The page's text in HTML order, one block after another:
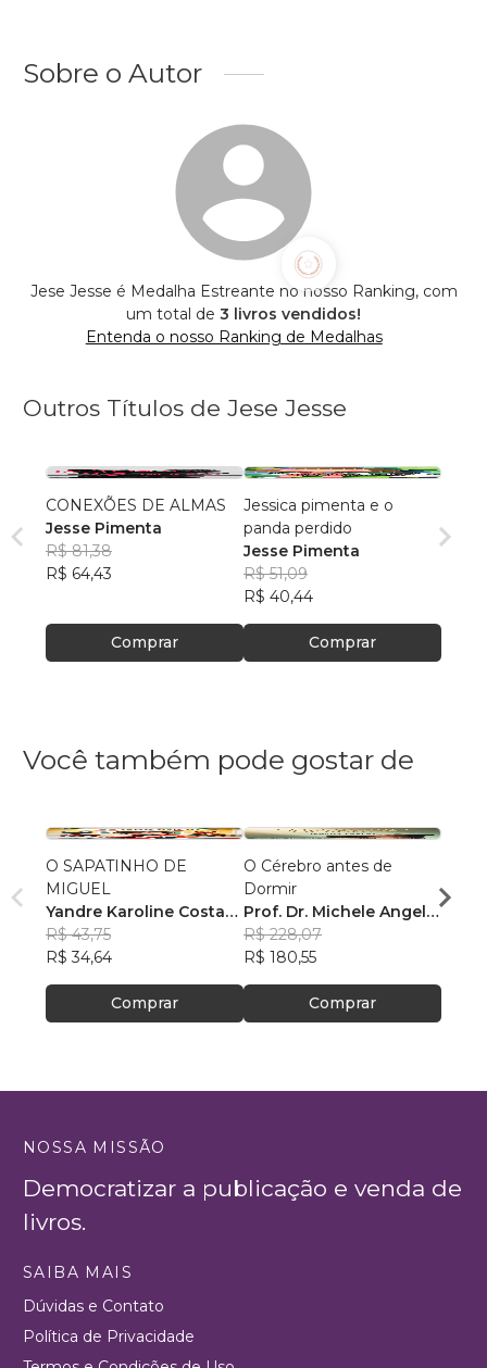
Sobre o Autor
Jese Jesse é Medalha Estreante no nosso Ranking, com
um total de 3 livros vendidos!
Entenda o nosso Ranking de Medalhas
Outros Títulos de Jese Jesse
CONEXÕES DE ALMAS
Jesse Pimenta
R$ 81,38
R$ 64,43
Comprar
Jessica pimenta e o
panda perdido
Jesse Pimenta
R$ 51,09
R$ 40,44
Comprar
Você também pode gostar de
O SAPATINHO DE
MIGUEL
Yandre Karoline Costa
Mourão
R$ 43,75
R$ 34,64
Comprar
O Cérebro antes de
Dormir
Prof. Dr. Michele Angelo
Tinagli Casarosa PhD
R$ 228,07
R$ 180,55
Comprar
R$
NOSSA MISSÃO
Democratizar a publicação e venda de
livros.
SAIBA MAIS
Dúvidas e Contato
Política de Privacidade